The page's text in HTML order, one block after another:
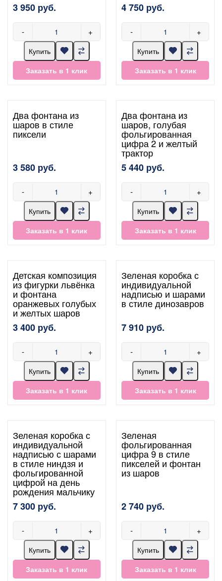
3 950 руб.
- +
Купить
Заказать в 1 клик
4 750 руб.
- +
Купить
Заказать в 1 клик
Два фонтана из
шаров в стиле
пиксели
3 580 руб.
- +
Купить
Заказать в 1 клик
Два фонтана из
шаров, голубая
фольгированная
цифра 2 и желтый
трактор
5 440 руб.
- +
Купить
Заказать в 1 клик
Детская композиция
из фигурки львёнка
и фонтана
оранжевых голубых
и желтых шаров
3 400 руб.
- +
Купить
Заказать в 1 клик
Зеленая коробка с
индивидуальной
надписью и шарами
в стиле динозавров
7 910 руб.
- +
Купить
Заказать в 1 клик
Зеленая коробка с
индивидуальной
надписью с шарами
в стиле ниндзя и
фольгированной
цифрой на день
рождения мальчику
7 300 руб.
- +
Купить
Заказать в 1 клик
Зеленая
фольгированная
цифра 9 в стиле
пикселей и фонтан
из шаров
2 740 руб.
- +
Купить
Заказать в 1 клик